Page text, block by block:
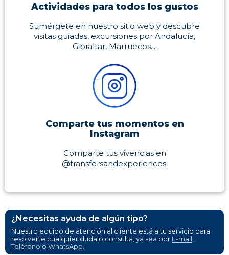
Actividades para todos los gustos
Comparte tus momentos en
Instagram
Sumérgete en nuestro sitio web y descubre
visitas guiadas, excursiones por Andalucía,
Gibraltar, Marruecos....
Comparte tus vivencias en
@transfersandexperiences.
¿Necesitas ayuda de algún tipo?
Nuestro equipo de atención al cliente está a tu servicio para
resolverte cualquier duda o consulta, ya sea por E-mail
Teléfono o WhatsApp